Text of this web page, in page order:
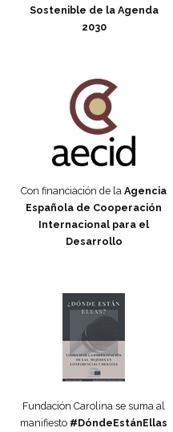
Sostenible de la Agenda
2030
Con financiación de la Agencia
Española de Cooperación
Internacional para el
Desarrollo
Fundación Carolina se suma al
manifiesto #DóndeEstánEllas